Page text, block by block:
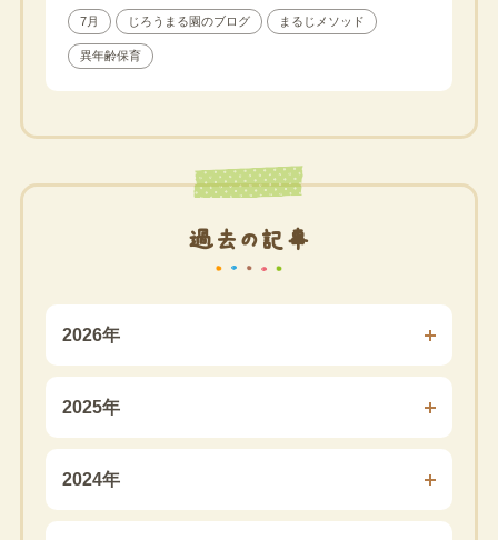
7月 じろうまる園のブログ まるじメソッド
異年齢保育
過去の記事
2026年
2025年
2024年